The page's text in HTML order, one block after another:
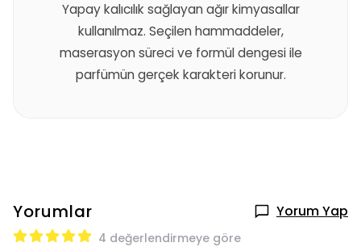
Yapay kalıcılık sağlayan ağır kimyasallar
kullanılmaz. Seçilen hammaddeler,
maserasyon süreci ve formül dengesi ile
parfümün gerçek karakteri korunur.
Yorumlar Yorum Yap
4 değerlendirmeye göre